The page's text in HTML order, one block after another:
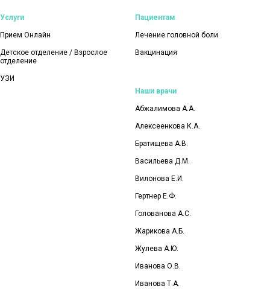
Услуги
Прием Онлайн
Детское отделение / Взрослое
отделение
УЗИ
Пациентам
Лечение головной боли
Вакцинация
Наши врачи
Абжалимова А.А.
Алексеенкова К.А.
Братищева А.В.
Васильева Д.М.
Вилонова Е.И.
Гертнер Е.Ф.
Голованова А.С.
Жарикова А.Б.
Жулева А.Ю.
Иванова О.В.
Иванова Т.А.